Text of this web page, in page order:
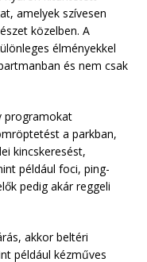
amelyek szívesen
közelben. A
élményekkel
és nem csak
programokat
a parkban,
kincskeresést,
például foci, ping-
pedig akár reggeli
akkor beltéri
például kézműves